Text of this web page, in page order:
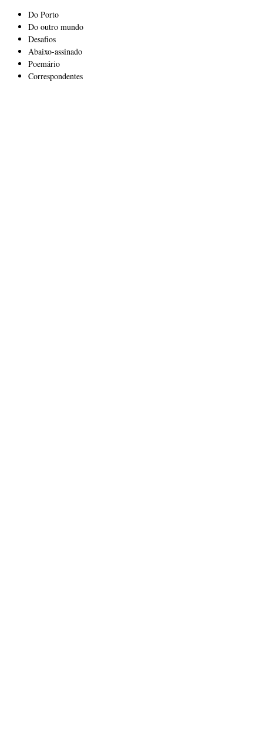
Do Porto
Do outro mundo
Desafios
Abaixo-assinado
Poemário
Correspondentes